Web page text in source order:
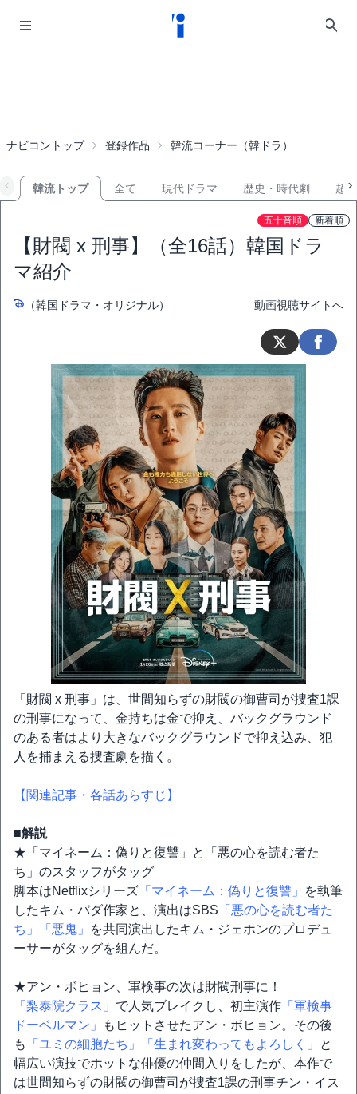
ナビコントップ 登録作品 韓流コーナー（韓ドラ）
韓流トップ 全て 現代ドラマ 歴史・時代劇 超
五十音順 新着順
【財閥 x 刑事】（全16話）韓国ドラ
マ紹介
（韓国ドラマ・オリジナル） 動画視聴サイトへ
「財閥 x 刑事」は、世間知らずの財閥の御曹司が捜査1課
の刑事になって、金持ちは金で抑え、バックグラウンド
のある者はより大きなバックグラウンドで抑え込み、犯
人を捕まえる捜査劇を描く。
【関連記事・各話あらすじ】
■解説
★「マイネーム：偽りと復讐」と「悪の心を読む者た
ち」のスタッフがタッグ
脚本はNetflixシリーズ 「マイネーム：偽りと復讐」
を執筆
したキム・バダ作家と、演出はSBS 「悪の心を読む者た
ち」
「悪鬼」
を共同演出したキム・ジェホンのプロデュ
ーサーがタッグを組んだ。
★アン・ボヒョン、軍検事の次は財閥刑事に！
「梨泰院クラス」 で人気ブレイクし、初主演作 「軍検事
ドーベルマン」
もヒットさせたアン・ボヒョン。その後
も
「ユミの細胞たち」 「生まれ変わってもよろしく」
と
幅広い演技でホットな俳優の仲間入りをしたが、本作で
は世間知らずの財閥の御曹司が捜査1課の刑事チン・イス